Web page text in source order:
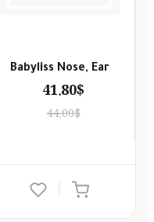
Babyliss Nose, Ear
41.80$
44.00$